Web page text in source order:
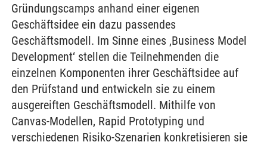
Gründungscamps anhand einer eigenen
Geschäftsidee ein dazu passendes
Geschäftsmodell. Im Sinne eines ‚Business Model
Development‘ stellen die Teilnehmenden die
einzelnen Komponenten ihrer Geschäftsidee auf
den Prüfstand und entwickeln sie zu einem
ausgereiften Geschäftsmodell. Mithilfe von
Canvas-Modellen, Rapid Prototyping und
verschiedenen Risiko-Szenarien konkretisieren sie